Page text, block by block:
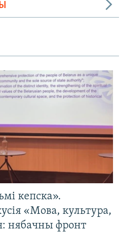
кепска».
«Мова, культура,
нябачны фронт